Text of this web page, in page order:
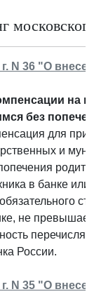
N 36 "О
на
без
для
и
в банке
не
России.
N 35 "О